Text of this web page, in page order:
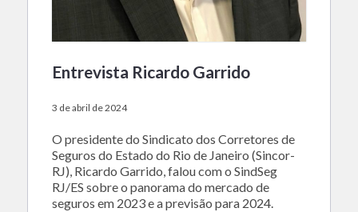
Entrevista Ricardo Garrido
3 de abril de 2024
O presidente do Sindicato dos Corretores de
Seguros do Estado do Rio de Janeiro (Sincor-
RJ), Ricardo Garrido, falou com o SindSeg
RJ/ES sobre o panorama do mercado de
seguros em 2023 e a previsão para 2024.